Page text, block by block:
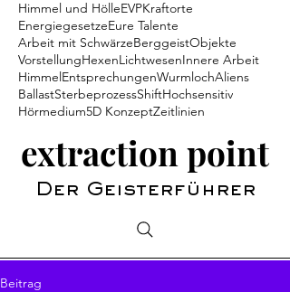
Himmel und HölleEVPKraftorte
EnergiegesetzeEure Talente
Arbeit mit SchwärzeBerggeistObjekte
VorstellungHexenLichtwesenInnere Arbeit
HimmelEntsprechungenWurmlochAliens
BallastSterbeprozessShiftHochsensitiv
Hörmedium5D KonzeptZeitlinien
extraction point
Der Geisterführer
Beitrag